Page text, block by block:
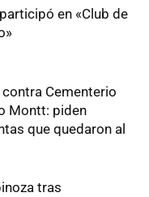
en «Club de
Cementerio
Montt: piden
que quedaron al
tras